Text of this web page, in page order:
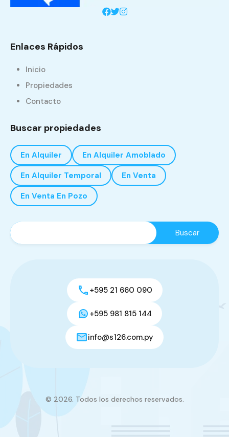
Enlaces Rápidos
Inicio
Propiedades
Contacto
Buscar propiedades
En Alquiler
En Alquiler Amoblado
En Alquiler Temporal
En Venta
En Venta En Pozo
+595 21 660 090
+595 981 815 144
info@s126.com.py
© 2026. Todos los derechos reservados.